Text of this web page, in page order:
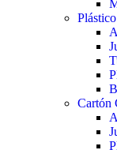
Cartón